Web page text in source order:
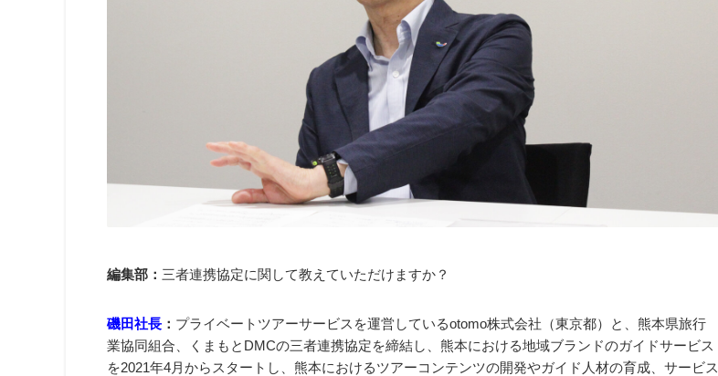
編集部： 三者連携協定に関して教えていただけますか？
磯田社長 ： プライベートツアーサービスを運営しているotomo株式会社（東京都）と、熊本県旅行
業協同組合、くまもとDMCの三者連携協定を締結し、熊本における地域ブランドのガイドサービス
を2021年4月からスタートし、熊本におけるツアーコンテンツの開発やガイド人材の育成、サービス